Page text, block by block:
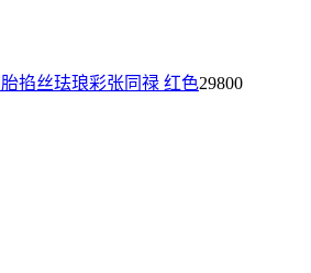
掐丝珐琅彩张同禄 红色29800